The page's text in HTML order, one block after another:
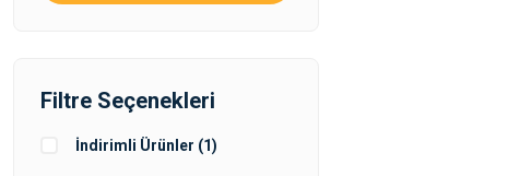
Filtre Seçenekleri
İndirimli Ürünler (1)